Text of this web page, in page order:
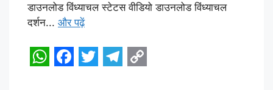
p
p
o
k
r
a n
डाउनलोड विंध्याचल स्टेटस वीडियो डाउनलोड विंध्याचल
दर्शन... और पढ़ें